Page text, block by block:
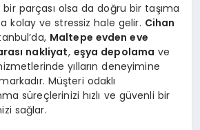
bir parçası olsa da doğru bir taşıma
kolay ve stressiz hale gelir. Cihan
Maltepe evden eve
nakliyat, eşya depolama ve
yılların deneyimine
Müşteri odaklı
süreçlerinizi hızlı ve güvenli bir
sağlar.